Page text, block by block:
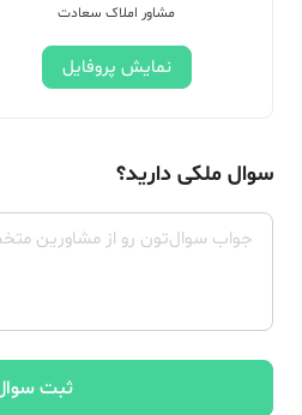
مشاور املاک سعادت
نمایش پروفایل
سوال ملکی دارید؟
ثبت